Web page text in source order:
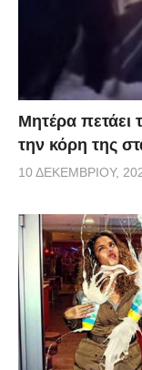
Μητέρα πετάει
την κόρη της
10 ΔΕΚΕΜΒΡΊΟΥ,